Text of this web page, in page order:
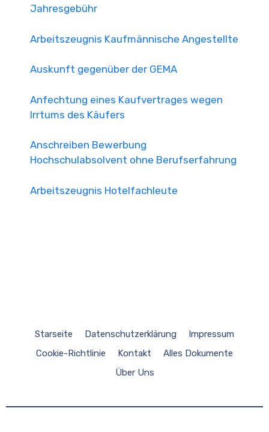
Jahresgebühr
Arbeitszeugnis Kaufmännische Angestellte
Auskunft gegenüber der GEMA
Anfechtung eines Kaufvertrages wegen
Irrtums des Käufers
Anschreiben Bewerbung
Hochschulabsolvent ohne Berufserfahrung
Arbeitszeugnis Hotelfachleute
Starseite Datenschutzerklärung
Impressum
Cookie-Richtlinie
Kontakt
Alles Dokumente
Über Uns